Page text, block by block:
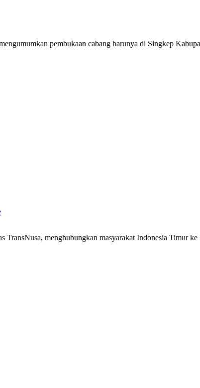
pembukaan cabang barunya di Singkep
TransNusa, menghubungkan masyarakat Indonesia Timur